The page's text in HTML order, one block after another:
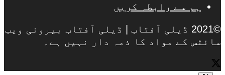
ہم سے رابطہ کریں
©2021 ڈیلی آفتاب | ڈیلی آفتاب بیرونی ویب
سائٹس کے مواد کا ذمہ دار نہیں ہے۔